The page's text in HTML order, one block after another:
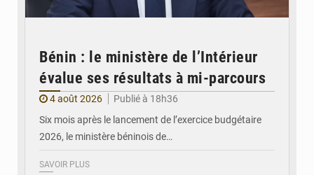
Bénin : le ministère de l’Intérieur
évalue ses résultats à mi-parcours
4 août 2026
Publié à 18h36
Six mois après le lancement de l’exercice budgétaire
2026, le ministère béninois de…
SAVOIR PLUS